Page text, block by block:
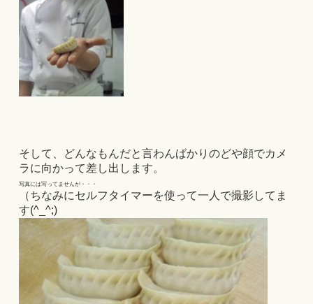
そして、どんなもんだと言わんばかりのどや顔でカメ
ラに向かって差し出します。
写真には写ってませんが・・・
（ちなみにセルフタイマーを使って一人で撮影してま
す(^_^;)